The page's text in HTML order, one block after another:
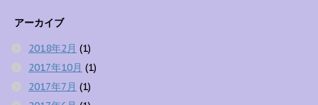
アーカイブ
2018年2月 (1)
2017年10月 (1)
2017年7月 (1)